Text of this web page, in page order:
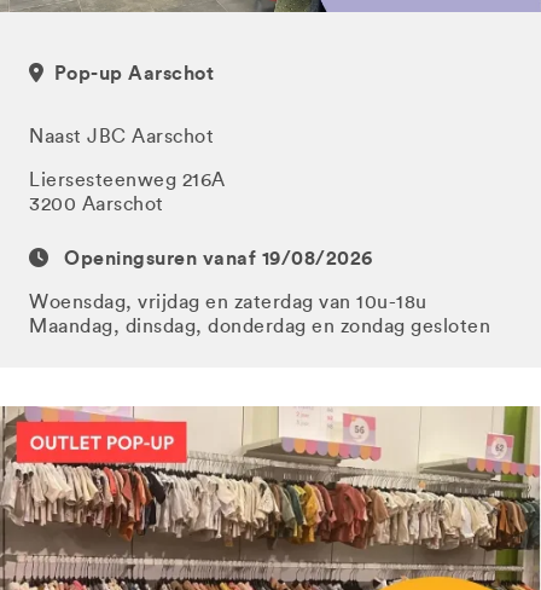
Pop-up Aarschot
Naast JBC Aarschot
Liersesteenweg 216A
3200 Aarschot
Openingsuren vanaf 19/08/2026
Woensdag, vrijdag en zaterdag van 10u-18u
Maandag, dinsdag, donderdag en zondag gesloten